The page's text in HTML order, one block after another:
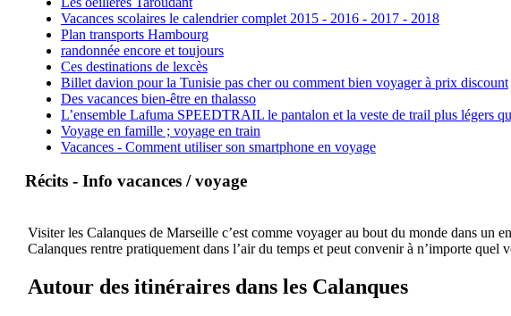
Vacances scolaires le calendrier complet 2015 - 2016 - 2017 - 2018
Plan transports Hambourg
randonnée encore et toujours
Ces destinations de lexcès
Billet davion pour la Tunisie pas cher ou comment bien voyager à prix discount
Des vacances bien-être en thalasso
L’ensemble Lafuma SPEEDTRAIL le pantalon et la veste de trail plus légers
Voyage en famille ; voyage en train
Vacances - Comment utiliser son smartphone en voyage
Récits - Info vacances / voyage
Visiter les Calanques de Marseille c’est comme voyager au bout du monde dans un
Calanques rentre pratiquement dans l’air du temps et peut convenir à n’importe
Autour des itinéraires dans les Calanques